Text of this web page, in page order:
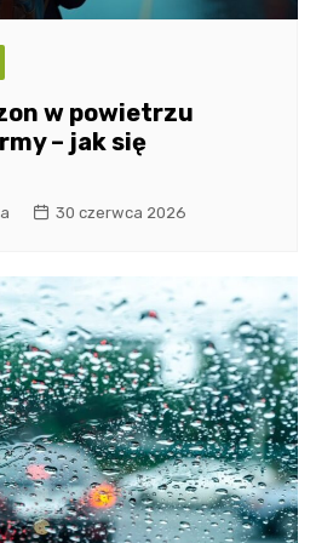
w powietrzu
– jak się
30 czerwca 2026